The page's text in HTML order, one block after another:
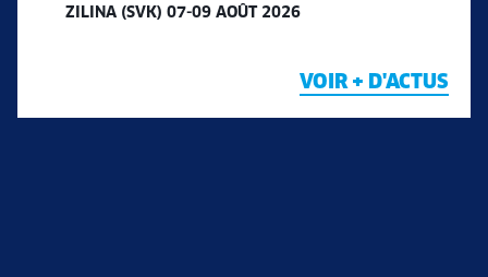
ZILINA (SVK) 07-09 AOÛT 2026
VOIR + D'ACTUS